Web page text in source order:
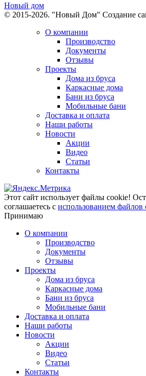
Новый дом
© 2015-2026. "Новый Дом" Создание
О компании
Производство
Документы
Отзывы
Проекты
Дома из бруса
Каркасные дома
Бани из бруса
Мобильные бани
Доставка и оплата
Наши работы
Новости
Акции
Видео
Статьи
Контакты
Этот сайт использует файлы cookie!
соглашаетесь с использованием файлов
Принимаю
О компании
Производство
Документы
Отзывы
Проекты
Дома из бруса
Каркасные дома
Бани из бруса
Мобильные бани
Доставка и оплата
Наши работы
Новости
Акции
Видео
Статьи
Контакты